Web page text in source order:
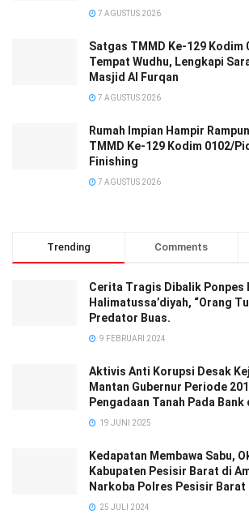
7 AGUSTUS 2026
Satgas TMMD Ke-129 Kodim
Tempat Wudhu, Lengkapi
Masjid Al Furqan
7 AGUSTUS 2026
Rumah Impian Hampir
TMMD Ke-129 Kodim 0102/
Finishing
7 AGUSTUS 2026
Trending Comments
Cerita Tragis Dibalik Ponpes
Halimatussa’diyah, “Orang
Predator Buas.
9 FEBRUARI 2024
Aktivis Anti Korupsi Desak
Mantan Gubernur Periode
Pengadaan Tanah Pada Bank
19 JUNI 2025
Kedapatan Membawa Sabu,
Kabupaten Pesisir Barat di
Narkoba Polres Pesisir Barat
25 JULI 2024